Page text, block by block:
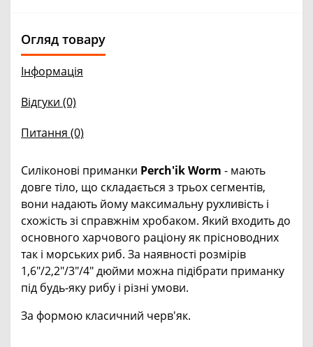
Огляд товару
Інформація
Відгуки (0)
Питання (0)
Силіконові приманки Perch'ik Worm - мають
довге тіло, що складається з трьох сегментів,
вони надають йому максимальну рухливість і
схожість зі справжнім хробаком. Який входить до
основного харчового раціону як прісноводних
так і морських риб. За наявності розмірів
1,6"/2,2"/3"/4" дюйми можна підібрати приманку
під будь-яку рибу і різні умови.
За формою класичний черв'як.